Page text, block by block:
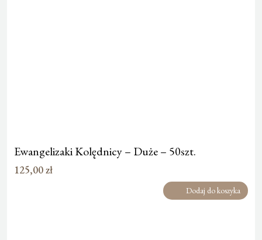
Ewangelizaki Kolędnicy – Duże – 50szt.
125,00zł
Dodaj do koszyka